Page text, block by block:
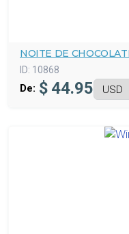
NOITE DE
ID: 10868
De: $ 44.95